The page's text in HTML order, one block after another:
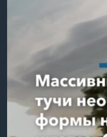
Learning English
СОЦИАЛЬНЫЕ СЕТИ
Языки
No media